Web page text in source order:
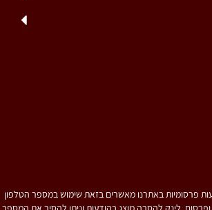
פרסומיות באתרנו מאשרים בזאת שימוש במספר הטלפון